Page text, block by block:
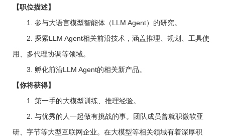
【职位描述】
1. 参与大语言模型智能体（LLM Agent）的研究。
2. 探索LLM Agent相关前沿技术，涵盖推理、规划、工具使
用、多代理协调等领域。
3. 孵化前沿LLM Agent的相关新产品。
【你将获得】
1. 第一手的大模型训练、推理经验。
2. 与优秀的人一起做有挑战的事。团队成员曾就职微软亚
研、字节等大型互联网企业。在大模型等相关领域有着深厚积